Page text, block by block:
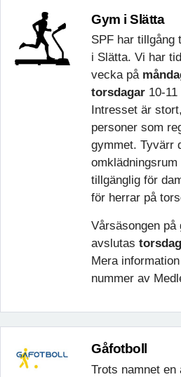
Gym i Slätta
SPF har tillgång
i Slätta. Vi har
veckapå
torsdagar 10-11
Intresset är stort
personer som
gymmet. Tyvärr
tillgänglig för
för herrar på
Vårsäsongen
avslutas
Mera
nummer av
Gåfotboll
Trots namnet